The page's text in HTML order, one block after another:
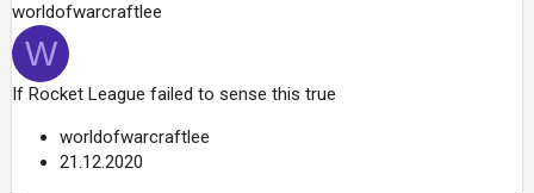
worldofwarcraftlee
W
If Rocket League failed to sense this true
worldofwarcraftlee
21.12.2020